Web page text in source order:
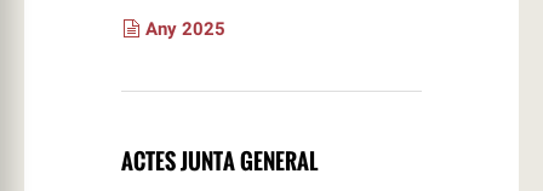
Any 2025
ACTES JUNTA GENERAL